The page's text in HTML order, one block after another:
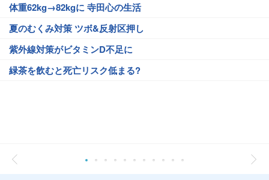
体重62kg→82kgに 寺田心の生活
夏のむくみ対策 ツボ&反射区押し
紫外線対策がビタミンD不足に
緑茶を飲むと死亡リスク低まる?